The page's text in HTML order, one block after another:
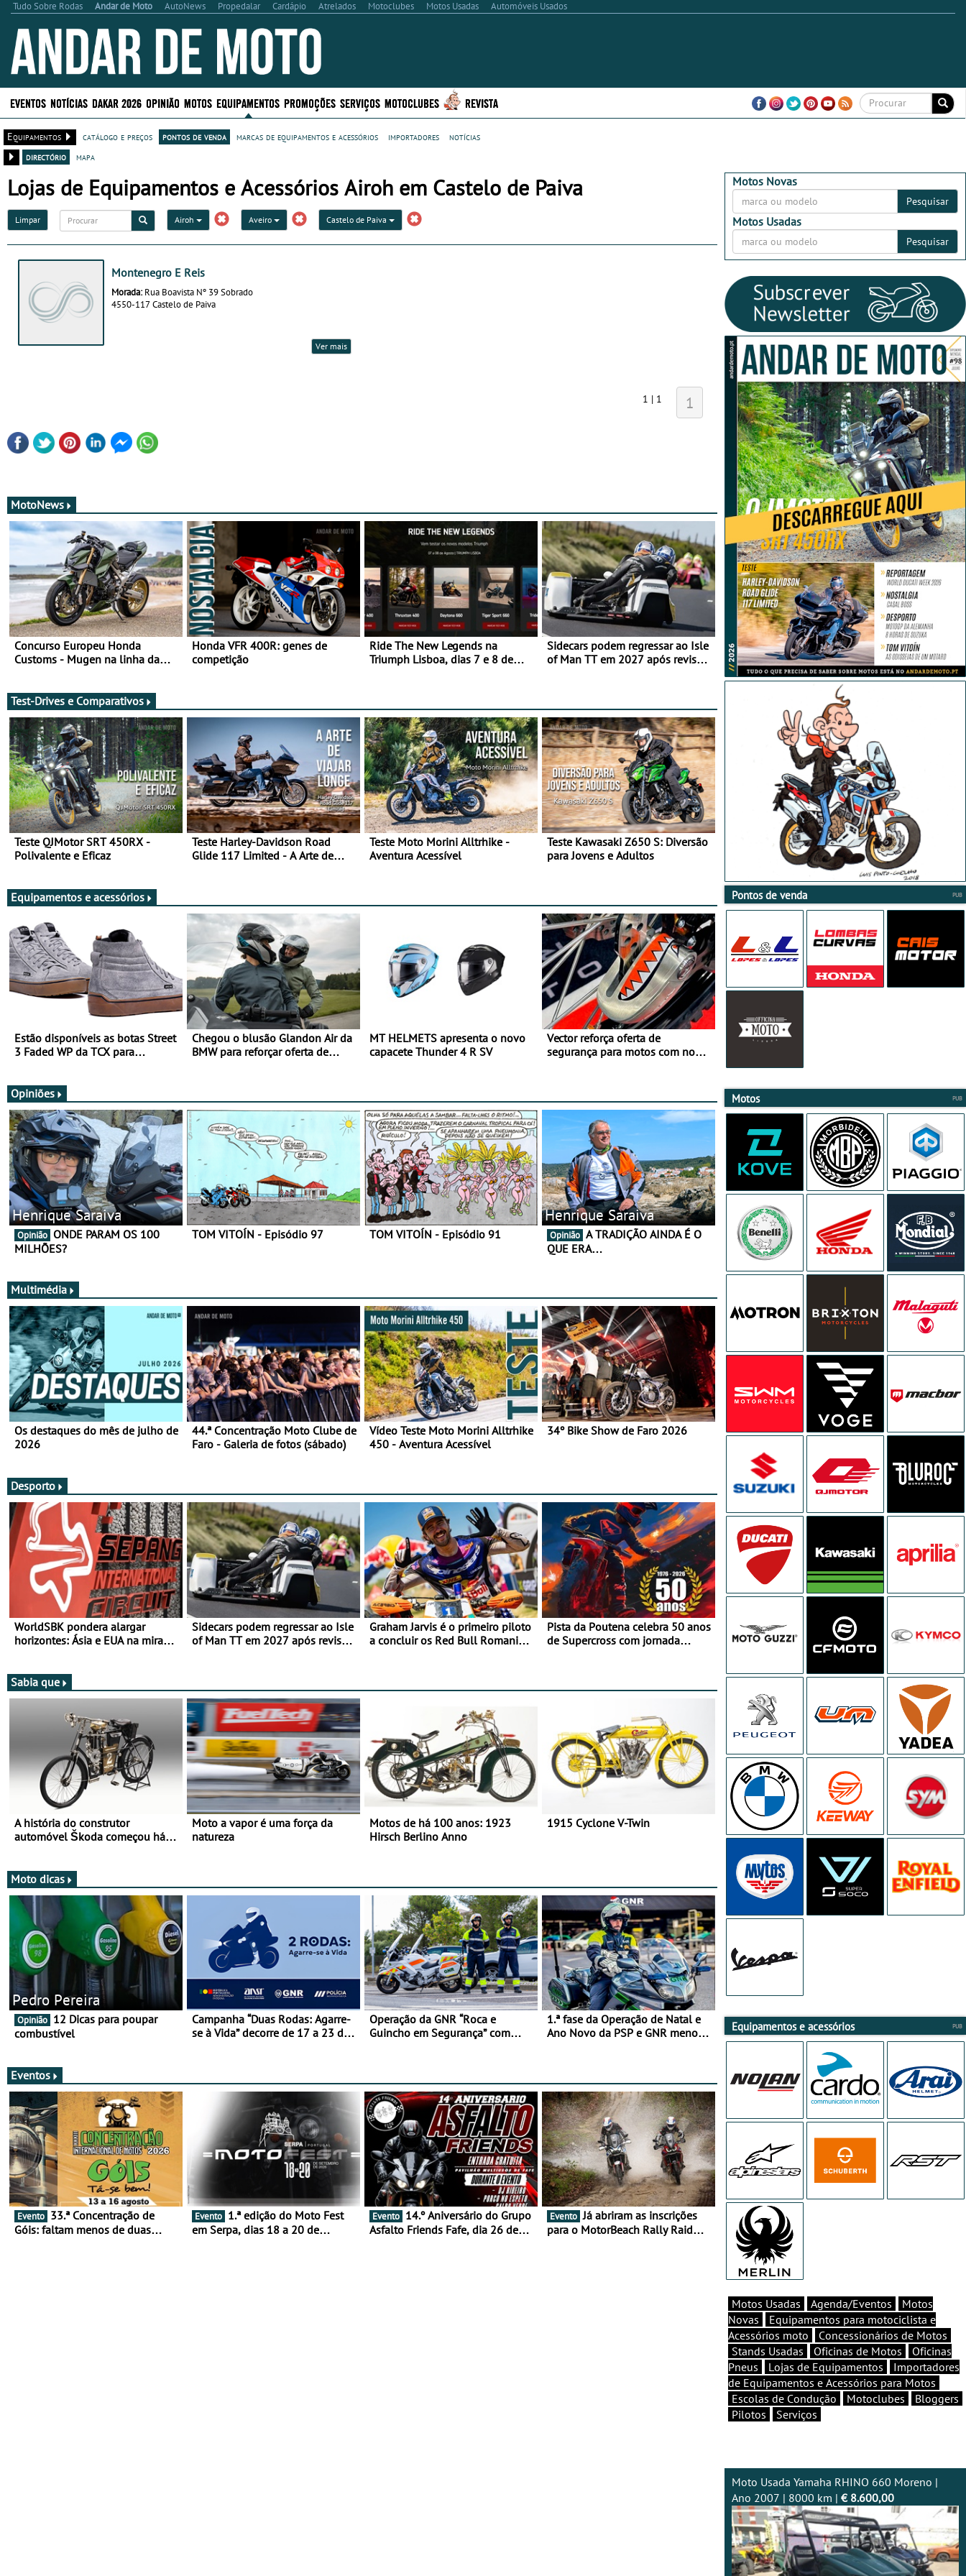
Tudo Sobre Rodas Andar de Moto AutoNews Propedalar Cardápio Atrelados Motoclubes Motos Usadas Automóveis Usados
EVENTOS NOTÍCIAS DAKAR 2026 OPINIÃO MOTOS EQUIPAMENTOS PROMOÇÕES SERVIÇOS MOTOCLUBES REVISTA
Equipamentos catálogo e preços pontos de venda marcas de equipamentos e acessórios importadores
notícias
directório
mapa
Lojas de Equipamentos e Acessórios Airoh em Castelo de Paiva
Limpar Airoh Aveiro Castelo de Paiva
Montenegro E Reis
Morada: Rua Boavista Nº 39 Sobrado
4550-117 Castelo de Paiva
Ver mais
1 | 1 1
MotoNews
Concurso Europeu Honda
Customs - Mugen na linha da
Honda VFR 400R: genes de
competição
Ride The New Legends na
Triumph Lisboa, dias 7 e 8 de
Sidecars podem regressar ao Isle
of Man TT em 2027 após revisão
Test-Drives e Comparativos
Teste QJMotor SRT 450RX -
Polivalente e Eficaz
Teste Harley-Davidson Road
Glide 117 Limited - A Arte de
Teste Moto Morini Alltrhike -
Aventura Acessível
Teste Kawasaki Z650 S: Diversão
para Jovens e Adultos
Equipamentos e acessórios
Estão disponíveis as botas Street
3 Faded WP da TCX para
Chegou o blusão Glandon Air da
BMW para reforçar oferta de
MT HELMETS apresenta o novo
capacete Thunder 4 R SV
Vector reforça oferta de
segurança para motos com nova
Opiniões
Henrique Saraiva
Opinião
MILHÕES?
TOM VITOÍN - Episódio 97 TOM VITOÍN - Episódio 91
Henrique Saraiva
Opinião
QUE ERA…
Multimédia
Os destaques do mês de julho de
2026
44.ª Concentração Moto Clube de
Faro - Galeria de fotos (sábado)
Vídeo Teste Moto Morini Alltrhike
450 - Aventura Acessível
34º Bike Show de Faro 2026
Desporto
WorldSBK pondera alargar
horizontes: Ásia e EUA na mira
Sidecars podem regressar ao Isle
of Man TT em 2027 após revisão
Graham Jarvis é o primeiro piloto
a concluir os Red Bull Romaniacs
Pista da Poutena celebra 50 anos
de Supercross com jornada
Sabia que
A história do construtor
automóvel Škoda começou há
Moto a vapor é uma força da
natureza
Motos de há 100 anos: 1923
Hirsch Berlino Anno
1915 Cyclone V-Twin
Moto dicas
Pedro Pereira
Opinião
combustível
Campanha “Duas Rodas: Agarre-
se à Vida” decorre de 17 a 23 de
Operação da GNR “Roca e
Guincho em Segurança” com
1.ª fase da Operação de Natal e
Ano Novo da PSP e GNR menos
Eventos
Evento
Góis: faltam menos de duas
Evento
em Serpa, dias 18 a 20 de
Evento
Asfalto Friends Fafe, dia 26 de
Evento Já abriram as inscrições
para o MotorBeach Rally Raid
Motos Novas
Pesquisar
Motos Usadas
Pesquisar
Pontos de venda
Motos
Equipamentos e acessórios
Motos Usadas Agenda/Eventos
Motos
Novas
Equipamentos para motociclista e
Acessórios moto
Concessionários de Motos
Stands Usadas
Oficinas de Motos
Oficinas
Pneus
Lojas de Equipamentos
Importadores
de Equipamentos e Acessórios para Motos
Escolas de Condução
Motoclubes
Bloggers
Pilotos
Serviços
Moto Usada Yamaha RHINO 660 Moreno |
Ano 2007 | 8000 km | € 8.600,00